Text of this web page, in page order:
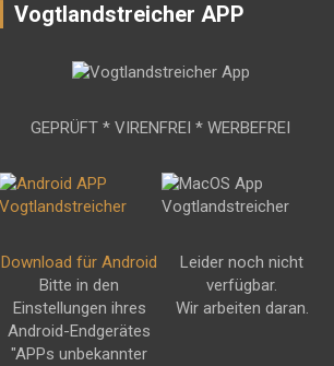
Vogtlandstreicher APP
GEPRÜFT * VIRENFREI * WERBEFREI
Download für Android
Bitte in den
Einstellungen ihres
Android-Endgerätes
"APPs unbekannter
Leider noch nicht
verfügbar.
Wir arbeiten daran.